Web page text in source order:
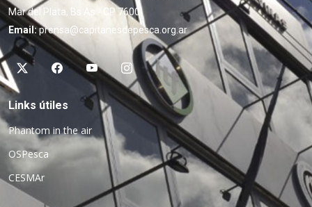
Mar del Plata, Bs As - CP 7600
Email: prensa@capitanesdepesca.org.ar
Links útiles
Phantom in the air
OSPesca
CESMAr